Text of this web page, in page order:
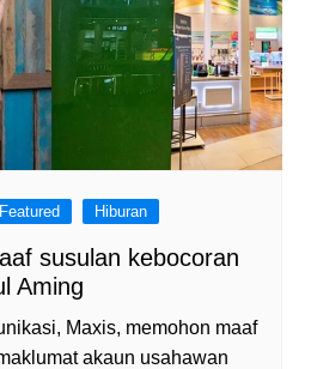
Featured Hiburan
susulan kebocoran
Aming
Maxis, memohon maaf
akaun usahawan